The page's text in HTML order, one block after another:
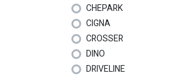
CHEPARK
CIGNA
CROSSER
DINO
DRIVELINE